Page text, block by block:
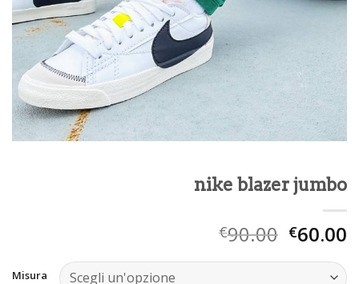
nike blazer jumbo
€90.00 €60.00
Misura